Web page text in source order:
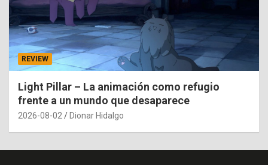
REVIEW
Light Pillar – La animación como refugio
frente a un mundo que desaparece
2026-08-02 Dionar Hidalgo